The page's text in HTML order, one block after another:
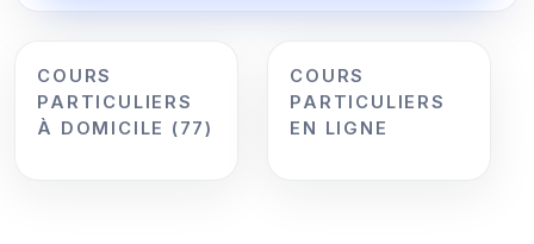
COURS
PARTICULIERS
À DOMICILE (77)
COURS
PARTICULIERS
EN LIGNE